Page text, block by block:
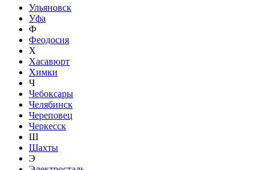
Ульяновск
Уфа
Ф
Феодосия
Х
Хасавюрт
Химки
Ч
Чебоксары
Челябинск
Череповец
Черкесск
Ш
Шахты
Э